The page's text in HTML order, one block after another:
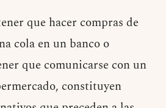
que hacer compras de
cola en un banco o
que comunicarse con un
constituyen